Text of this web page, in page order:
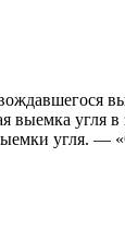
угля в
угля. —